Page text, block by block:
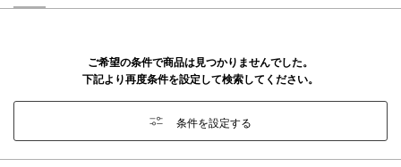
ご希望の条件で商品は見つかりませんでした。
下記より再度条件を設定して検索してください。
条件を設定する